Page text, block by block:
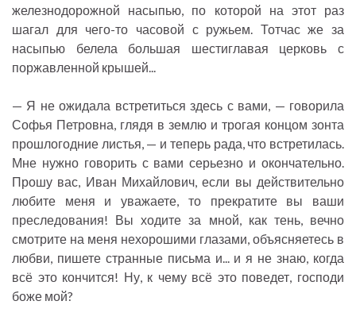
железнодорожной насыпью, по которой на этот раз
шагал для чего-то часовой с ружьем. Тотчас же за
насыпью белела большая шестиглавая церковь с
поржавленной крышей...
— Я не ожидала встретиться здесь с вами, — говорила
Софья Петровна, глядя в землю и трогая концом зонта
прошлогодние листья, — и теперь рада, что встретилась.
Мне нужно говорить с вами серьезно и окончательно.
Прошу вас, Иван Михайлович, если вы действительно
любите меня и уважаете, то прекратите вы ваши
преследования! Вы ходите за мной, как тень, вечно
смотрите на меня нехорошими глазами, объясняетесь в
любви, пишете странные письма и... и я не знаю, когда
всё это кончится! Ну, к чему всё это поведет, господи
боже мой?